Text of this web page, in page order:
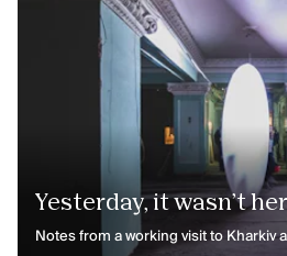
VOLG KUNSTENPUNT
Nieuwsbrief Kunstenpunt
Instagram
Facebook
Vimeo
Yesterday, it wasn’t
Notes from a working visit to Kharkiv